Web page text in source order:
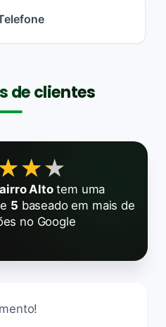
de clientes
Altotem uma
5 baseado em mais de
no Google